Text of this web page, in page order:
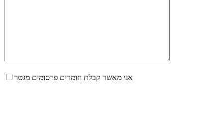
אני מאשר קבלת חומרים פרסומים מגטר